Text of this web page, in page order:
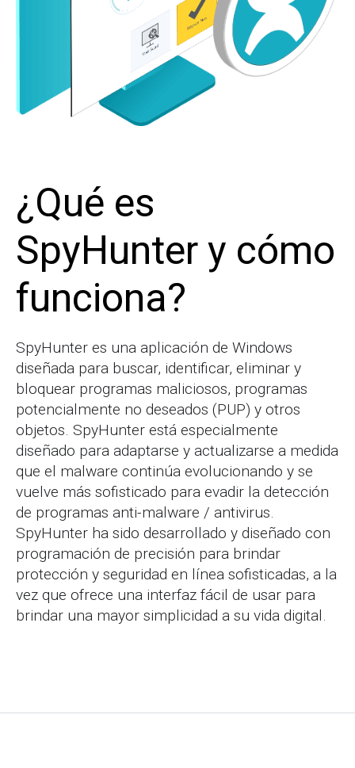
¿Qué es
SpyHunter y cómo
funciona?
SpyHunter es una aplicación de Windows
diseñada para buscar, identificar, eliminar y
bloquear programas maliciosos, programas
potencialmente no deseados (PUP) y otros
objetos. SpyHunter está especialmente
diseñado para adaptarse y actualizarse a medida
que el malware continúa evolucionando y se
vuelve más sofisticado para evadir la detección
de programas anti-malware / antivirus.
SpyHunter ha sido desarrollado y diseñado con
programación de precisión para brindar
protección y seguridad en línea sofisticadas, a la
vez que ofrece una interfaz fácil de usar para
brindar una mayor simplicidad a su vida digital.